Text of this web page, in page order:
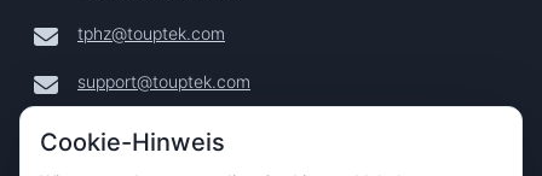
tphz@touptek.com
support@touptek.com
Cookie-Hinweis